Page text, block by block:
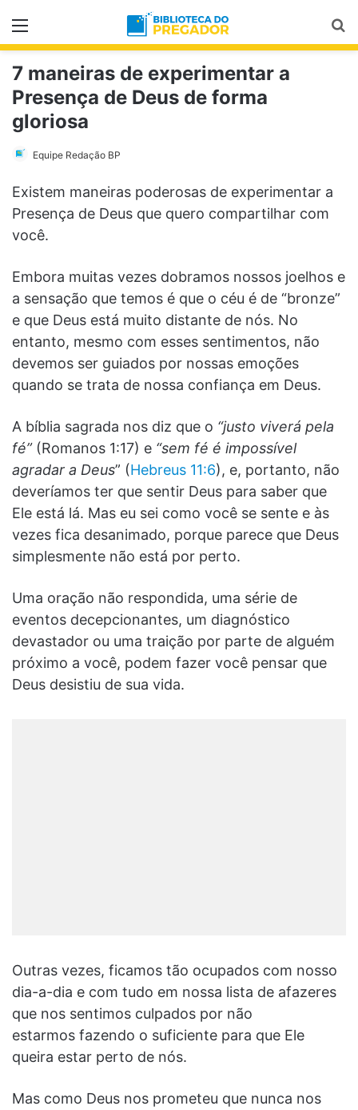
Menu
7 maneiras de experimentar a
Presença de Deus de forma
gloriosa
Equipe Redação BP
Existem maneiras poderosas de experimentar a
Presença de Deus que quero compartilhar com
você.
Embora muitas vezes dobramos nossos joelhos e
a sensação que temos é que o céu é de “bronze”
e que Deus está muito distante de nós. No
entanto, mesmo com esses sentimentos, não
devemos ser guiados por nossas emoções
quando se trata de nossa confiança em Deus.
A bíblia sagrada nos diz que o “justo viverá pela
fé”(Romanos 1:17) e “sem fé é impossível
agradar a Deus” (Hebreus 11:6), e, portanto, não
deveríamos ter que sentir Deus para saber que
Ele está lá. Mas eu sei como você se sente e às
vezes fica desanimado, porque parece que Deus
simplesmente não está por perto.
Uma oração não respondida, uma série de
eventos decepcionantes, um diagnóstico
devastador ou uma traição por parte de alguém
próximo a você, podem fazer você pensar que
Deus desistiu de sua vida.
Outras vezes, ficamos tão ocupados com nosso
dia-a-dia e com tudo em nossa lista de afazeres
que nos sentimos culpados por não
estarmos fazendo o suficiente para que Ele
queira estar perto de nós.
Mas como Deus nos prometeu que nunca nos